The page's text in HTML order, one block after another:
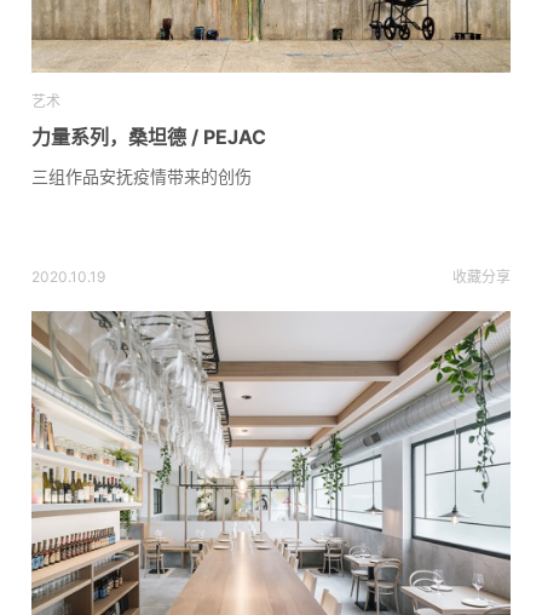
艺术
力量系列，桑坦德 / PEJAC
三组作品安抚疫情带来的创伤
2020.10.19 收藏分享